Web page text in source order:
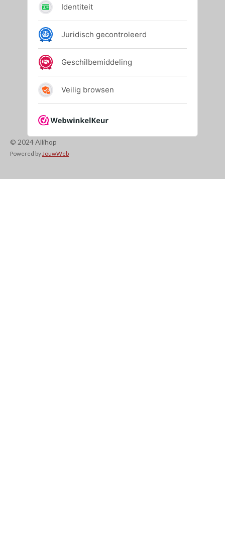
© 2024 Allihop
Powered by JouwWeb